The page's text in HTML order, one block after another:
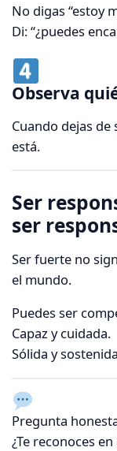
No digas “estoy
Di: “¿puedes
Observa
Cuando dejas
está.
Ser
ser
Ser fuerte no
el mundo.
Puedes ser
Capaz y cuidada.
Sólida y
Pregunta
¿Te reconoces